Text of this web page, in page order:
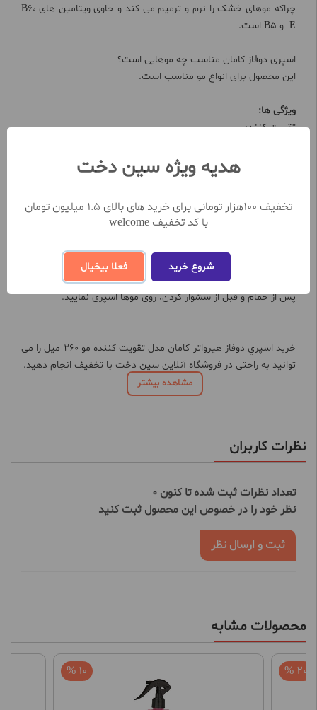
چراکه موهای خشک را نرم و ترمیم می کند و حاوی ویتامین های B6،
E و B5 است.
اسپری دوفاز کامان مناسب چه موهایی است؟
این محصول برای انواع مو مناسب است.
ویژگی ها:
تقویت کننده
جلوگیری از موخوره و وز مو
نرم کننده و آبرسان مو
دارای کراتین، عصاره کالاندولا و آرگان
طرز استفاده از اسپری دوفاز کامان
پس از حمام و قبل از سشوار کردن، روی موها اسپری نمایید.
خرید اسپري دوفاز هیرواتر کامان مدل تقویت کننده مو 260 میل را می
توانید به راحتی در فروشگاه آنلاین سین دخت با تخفیف انجام دهید.
مشاهده بیشتر
نظرات کاربران
تعداد نظرات ثبت شده تا کنون 0
نظر خود را در خصوص این محصول ثبت کنید
ثبت و ارسال نظر
محصولات مشابه
10 % 20 %
هدیه ویژه سین دخت
تخفیف 100هزار تومانی برای خرید های بالای 1.5 میلیون تومان
با کد تخفیف welcome
شروع خرید فعلا بیخیال